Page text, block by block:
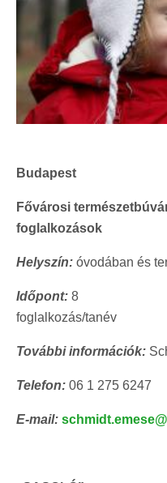
Budapest
Fővárosi
foglalkozások
Helyszín: óvodában és
Időpont: 8
További információk:
Telefon: 06 1 275 6247
E-mail: